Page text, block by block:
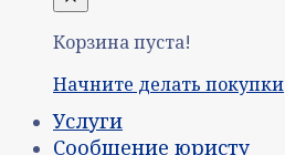
Корзина пуста!
Начните делать покупки
Услуги
Сообщение юристу